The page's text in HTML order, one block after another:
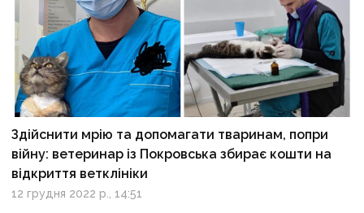
Здійснити мрію та допомагати тваринам, попри
війну: ветеринар із Покровська збирає кошти на
відкриття ветклініки
12 грудня 2022 р., 14:51